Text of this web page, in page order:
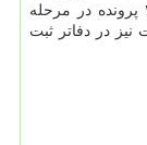
معاونت علمی ثبت شده است. از این تعداد ۲۹۸ پرونده در مرحله
تایید شده اند. همین طور ۱۰۴ پتنت نیز در دفاتر ثبت